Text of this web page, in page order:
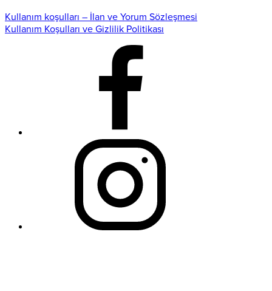
Kullanım koşulları – İlan ve Yorum Sözleşmesi
Kullanım Koşulları ve Gizlilik Politikası